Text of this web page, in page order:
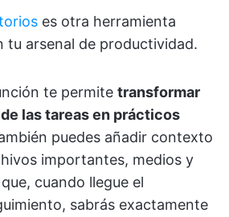
es otra herramienta
tu arsenal de productividad.
te permite transformar
las tareas en prácticos
puedes añadir contexto
importantes, medios y
cuando llegue el
sabrás exactamente